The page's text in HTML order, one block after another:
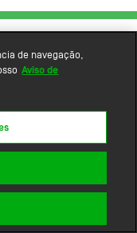
de navegação,
Aviso de